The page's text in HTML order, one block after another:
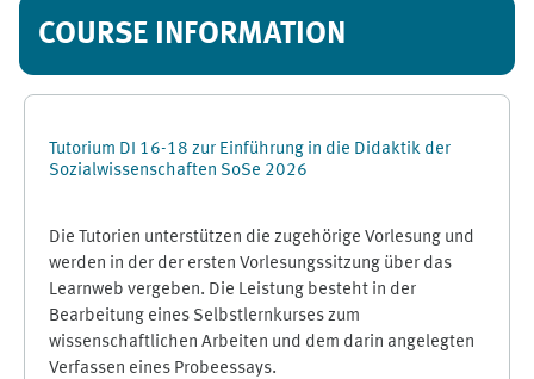
COURSE INFORMATION
Tutorium DI 16-18 zur Einführung in die Didaktik der
Sozialwissenschaften SoSe 2026
Die Tutorien unterstützen die zugehörige Vorlesung und
werden in der der ersten Vorlesungssitzung über das
Learnweb vergeben. Die Leistung besteht in der
Bearbeitung eines Selbstlernkurses zum
wissenschaftlichen Arbeiten und dem darin angelegten
Verfassen eines Probeessays.